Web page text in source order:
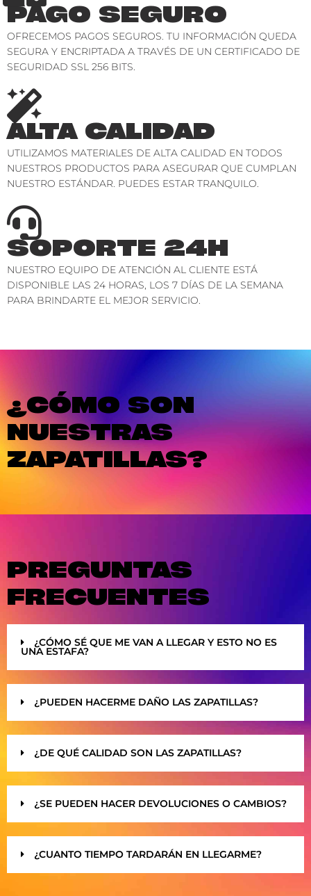
PAGO SEGURO
OFRECEMOS PAGOS SEGUROS. TU INFORMACIÓN QUEDA
SEGURA Y ENCRIPTADA A TRAVÉS DE UN CERTIFICADO DE
SEGURIDAD SSL 256 BITS.
ALTA CALIDAD
UTILIZAMOS MATERIALES DE ALTA CALIDAD EN TODOS
NUESTROS PRODUCTOS PARA ASEGURAR QUE CUMPLAN
NUESTRO ESTÁNDAR. PUEDES ESTAR TRANQUILO.
SOPORTE 24H
NUESTRO EQUIPO DE ATENCIÓN AL CLIENTE ESTÁ
DISPONIBLE LAS 24 HORAS, LOS 7 DÍAS DE LA SEMANA
PARA BRINDARTE EL MEJOR SERVICIO.
¿CÓMO SON
NUESTRAS
ZAPATILLAS?
PREGUNTAS
FRECUENTES
¿CÓMO SÉ QUE ME VAN A LLEGAR Y ESTO NO ES
UNA ESTAFA?
¿PUEDEN HACERME DAÑO LAS ZAPATILLAS?
¿DE QUÉ CALIDAD SON LAS ZAPATILLAS?
¿SE PUEDEN HACER DEVOLUCIONES O CAMBIOS?
¿CUANTO TIEMPO TARDARÁN EN LLEGARME?